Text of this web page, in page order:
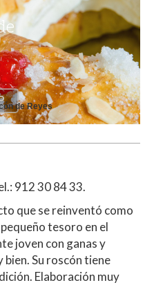
de Reyes
912 30 84 33.
que se reinventó como
tesoro en el
joven con ganas y
Su roscón tiene
Elaboración muy